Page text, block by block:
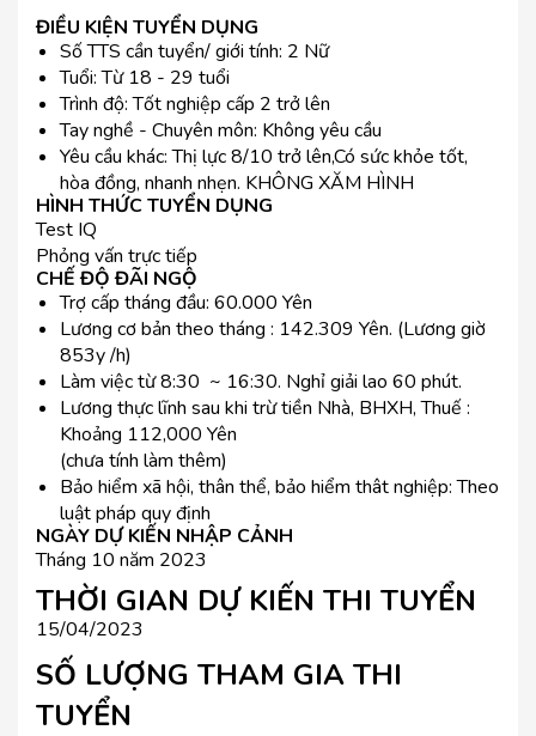
ĐIỀU KIỆN TUYỂN DỤNG
Số TTS cần tuyển/ giới tính: 2 Nữ
Tuổi: Từ 18 - 29 tuổi
Trình độ: Tốt nghiệp cấp 2 trở lên
Tay nghề - Chuyên môn: Không yêu cầu
Yêu cầu khác: Thị lực 8/10 trở lên,Có sức khỏe tốt,
hòa đồng, nhanh nhẹn. KHÔNG XĂM HÌNH
HÌNH THỨC TUYỂN DỤNG
Test IQ
Phỏng vấn trực tiếp
CHẾ ĐỘ ĐÃI NGỘ
Trợ cấp tháng đầu: 60.000 Yên
Lương cơ bản theo tháng : 142.309 Yên. (Lương giờ
853y /h)
Làm việc từ 8:30 ~ 16:30. Nghỉ giải lao 60 phút.
Lương thực lĩnh sau khi trừ tiền Nhà, BHXH, Thuế :
Khoảng 112,000 Yên
(chưa tính làm thêm)
Bảo hiểm xã hội, thân thể, bảo hiểm thât nghiệp: Theo
luật pháp quy định
NGÀY DỰ KIẾN NHẬP CẢNH
Tháng 10 năm 2023
THỜI GIAN DỰ KIẾN THI TUYỂN
15/04/2023
SỐ LƯỢNG THAM GIA THI
TUYỂN